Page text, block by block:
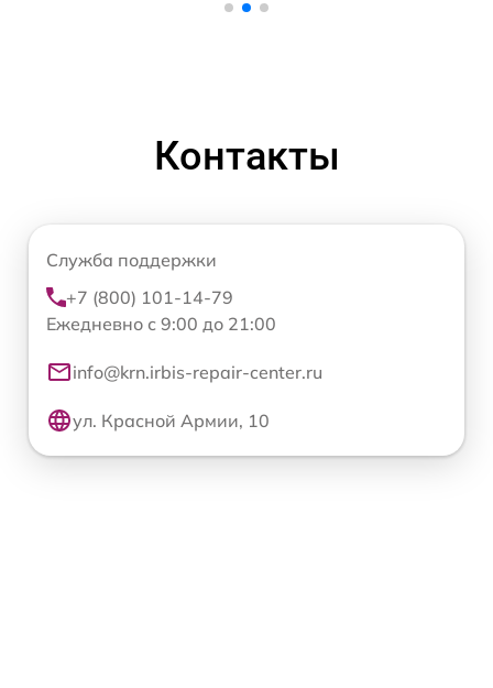
Контакты
Служба поддержки
+7 (800) 101-14-79
Ежедневно с 9:00 до 21:00
info@krn.irbis-repair-center.ru
ул. Красной Армии, 10